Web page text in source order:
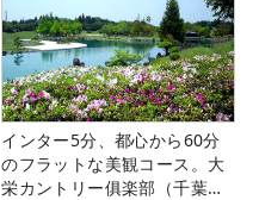
インター5分、都心から60分
のフラットな美観コース。大
栄カントリー俱楽部（千葉